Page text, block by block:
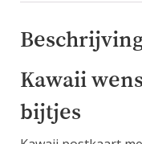
Kawaii
bijtjes